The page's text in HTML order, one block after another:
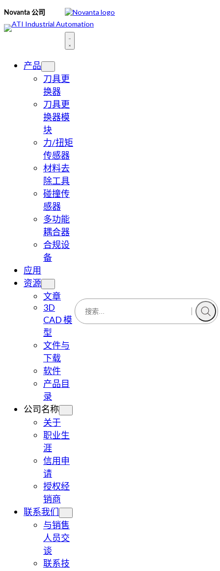
至
内
容
Novanta 公司
产品
刀具更
换器
刀具更
换器模
块
力/扭矩
传感器
材料去
除工具
碰撞传
感器
多功能
耦合器
合规设
备
应用
资源
文章
3D
CAD 模
型
文件与
下载
软件
产品目
录
公司名称
关于
职业生
涯
信用申
请
授权经
销商
联系我们
与销售
人员交
谈
联系技